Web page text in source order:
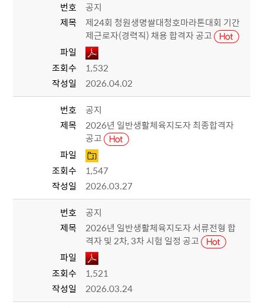
번호
공지
제목
제24회 청원생명쌀대청호마라톤대회 기간
제근로자(경력직) 채용 합격자 공고
파일
조회수
1,532
작성일
2026.04.02
번호
공지
제목
2026년 일반생활체육지도자 최종합격자
공고
파일
조회수
1,547
작성일
2026.03.27
번호
공지
제목
2026년 일반생활체육지도자 서류전형 합
격자 및 2차, 3차 시험 일정 공고
파일
조회수
1,521
작성일
2026.03.24